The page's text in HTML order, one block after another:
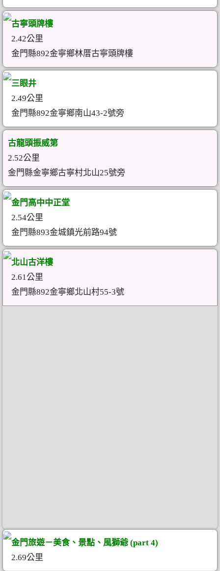
古寧頭牌樓
2.42公里
金門縣892金寧鄉林厝古寧頭牌樓
三眼井
2.49公里
金門縣892金寧鄉南山43-2號旁
古龍頭振威第
2.52公里
金門縣金寧鄉古寧村北山25號旁
金門高中中正堂
2.54公里
金門縣893金城鎮光前路94號
北山古洋樓
2.61公里
金門縣892金寧鄉北山村55-3號
金門旅遊－美食、景點、風獅爺 (part 4)
2.69公里